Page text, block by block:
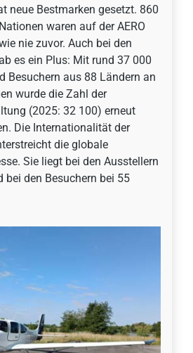
neue Bestmarken gesetzt. 860
waren auf der AERO
nie zuvor. Auch bei den
es ein Plus: Mit rund 37 000
Besuchern aus 88 Ländern an
wurde die Zahl der
(2025: 32 100) erneut
Die Internationalität der
die globale
Sie liegt bei den Ausstellern
bei den Besuchern bei 55